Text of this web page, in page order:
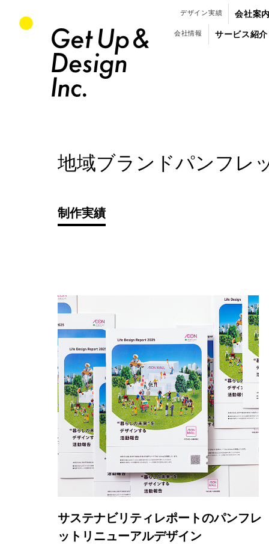
デザイン実績 会社案
会社情報 サービス紹介
地域ブランドパンフレ
制作実績
サステナビリティレポートのパンフレ
ットリニューアルデザイン
制作物の概要
制作物
サステナビリティレポートパンフ
レット
仕様
A4 中綴じ 56P
ユニボイス半円
工